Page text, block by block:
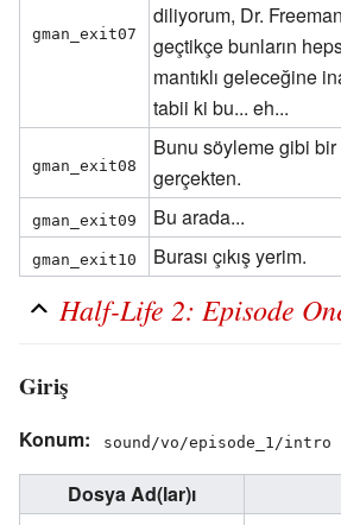
gman_exit07
diliyorum, Dr.
geçtikçe bunların
mantıklı geleceğine
tabii ki bu... eh...
gman_exit08
Bunu söyleme gibi
gerçekten.
gman_exit09 Bu arada...
gman_exit10 Burası çıkış yerim.
Half-Life 2: Episode
Giriş
Konum: sound/vo/episode_1/intro
Dosya Ad(lar)ı